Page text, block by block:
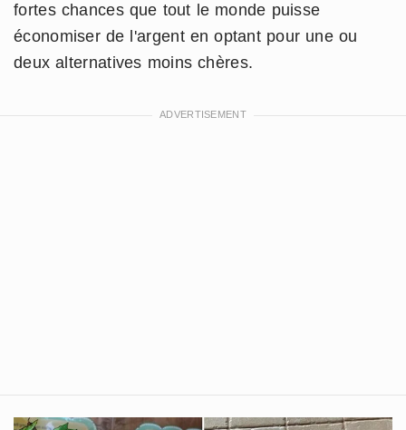
fortes chances que tout le monde puisse
économiser de l'argent en optant pour une ou
deux alternatives moins chères.